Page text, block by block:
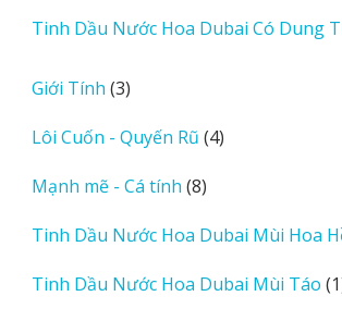
Tinh Dầu Nước Hoa Dubai Có Dung
Giới Tính 33
phẩm
Lôi Cuốn - Quyến Rũ 44
Mạnh mẽ - Cá tính 88
phẩm
Tinh Dầu Nước Hoa Dubai Mùi Hoa
Tinh Dầu Nước Hoa Dubai Mùi Táo 1